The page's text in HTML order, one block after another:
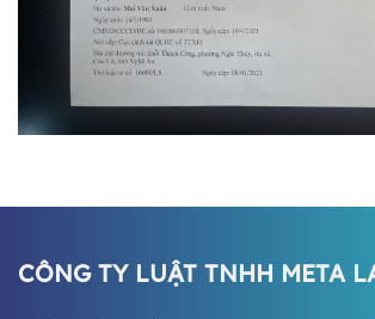
CÔNG TY LUẬT TNHH META